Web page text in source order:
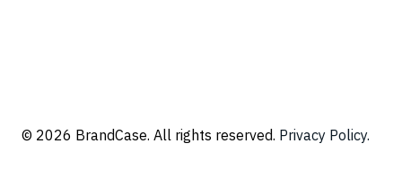
© 2026 BrandCase. All rights reserved. Privacy Policy.